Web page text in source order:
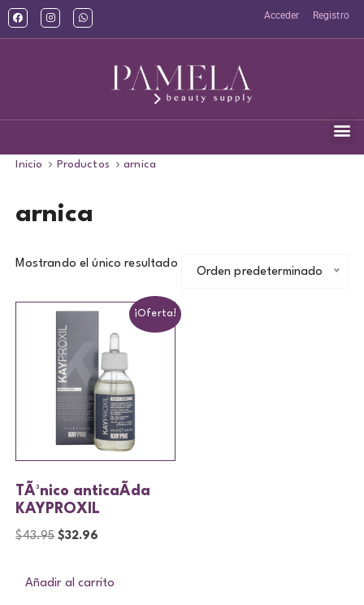
Acceder Registro
Inicio Productos arnica
arnica
Mostrando el único resultado
Orden predeterminado
¡Oferta!
TÃ³nico anticaÃ­da
KAYPROXIL
$43.95 $32.96
Añadir al carrito